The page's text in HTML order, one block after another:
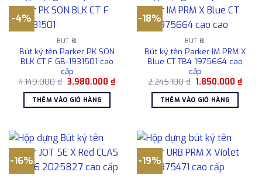
-4%
BÚT BI
Bút ký tên Parker PK SON
BLK CT F GB-1931501 cao
cấp
4.149.000₫ Giá
là:
4.149.000 ₫.
3.980.000 ₫Giá
hiện
3.980.000 ₫.
THÊM VÀO GIỎ HÀNG
-18%
BÚT BI
Bút ký tên Parker IM PRM X
Blue CT TB4 1975664 cao
cấp
2.245.100₫ Giá
là:
2.245.100 ₫.
1.850.000₫Giá
hiện
THÊM VÀO GIỎ HÀNG
-16% -19%